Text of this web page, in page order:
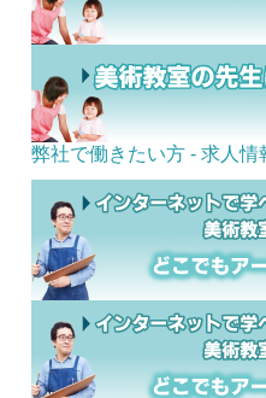
弊社で働きたい方 - 求人情